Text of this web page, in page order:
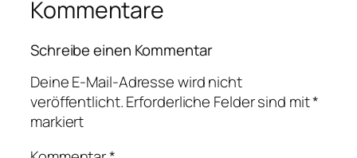
Kommentare
Schreibe einen Kommentar
Deine E-Mail-Adresse wird nicht
veröffentlicht.Erforderliche Felder sind mit*
markiert